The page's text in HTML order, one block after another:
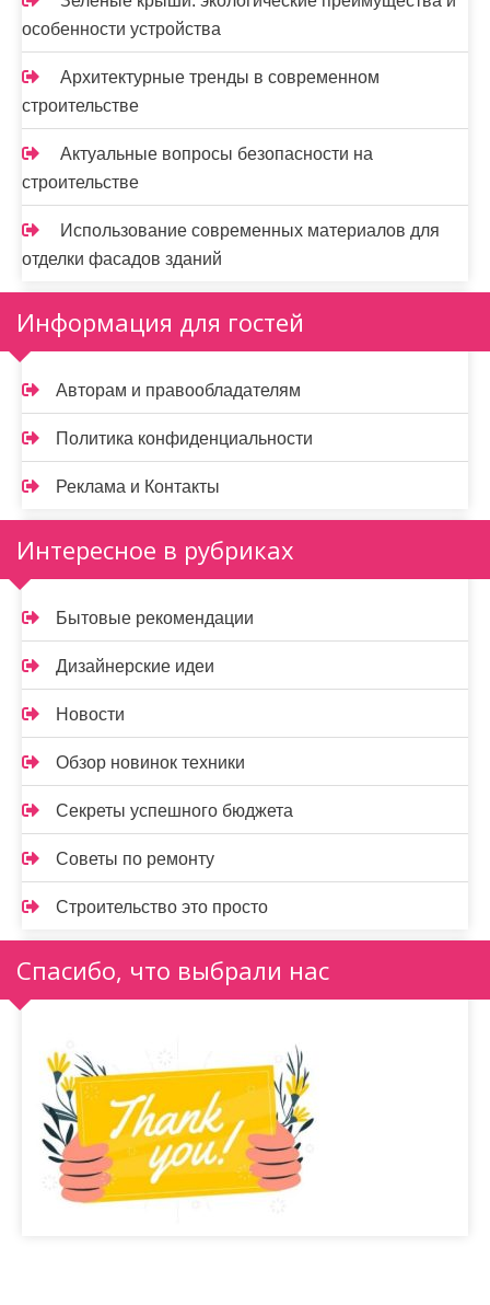
особенности устройства
Архитектурные тренды в современном
строительстве
Актуальные вопросы безопасности на
строительстве
Использование современных материалов для
отделки фасадов зданий
Информация для гостей
Авторам и правообладателям
Политика конфиденциальности
Реклама и Контакты
Интересное в рубриках
Бытовые рекомендации
Дизайнерские идеи
Новости
Обзор новинок техники
Секреты успешного бюджета
Советы по ремонту
Строительство это просто
Спасибо, что выбрали нас